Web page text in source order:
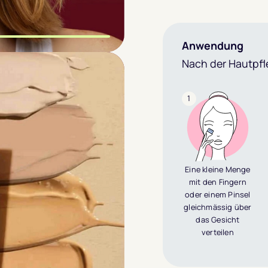
wechseln
wechseln
wechseln
Anwendung
Nach der
1
Eine kleine Menge
mit den Fingern
oder einem Pinsel
gleichmässig über
das Gesicht
verteilen